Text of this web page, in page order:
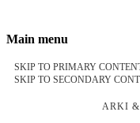
Notes on a life
Stella Harasek &
Main menu
SKIP TO PRIMARY
SKIP TO SECONDARY
ARKI